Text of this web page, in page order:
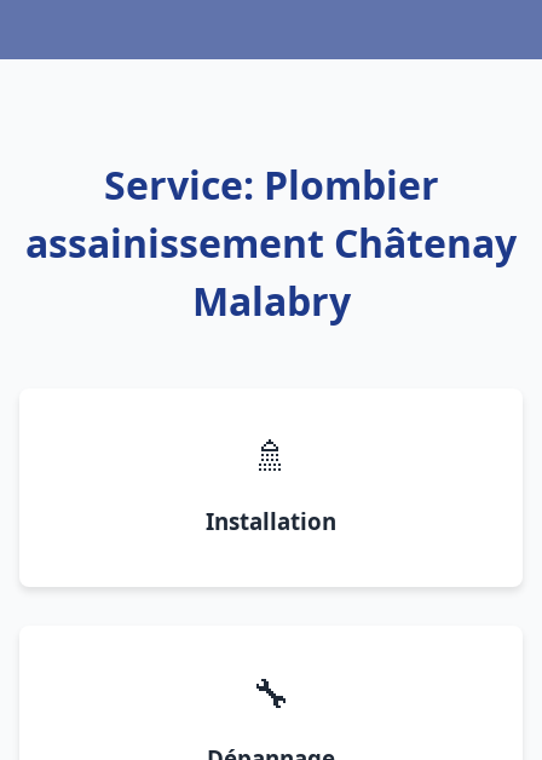
Service: Plombier
assainissement Châtenay
Malabry
🚿
Installation
🔧